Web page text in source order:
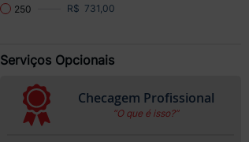
250 R$ 731,00
Serviços Opcionais
Checagem Profissional
“O que é isso?”